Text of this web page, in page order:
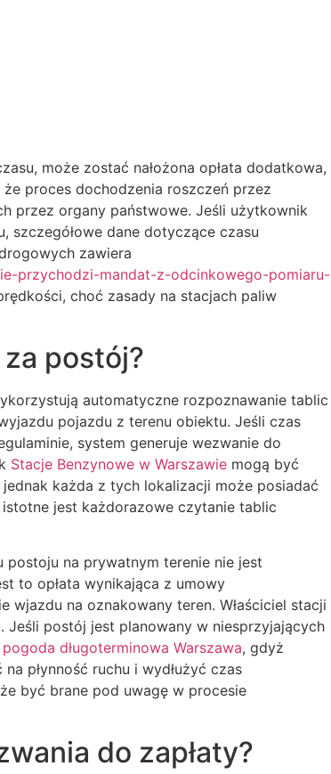
może zostać nałożona opłata dodatkowa,
proces dochodzenia roszczeń przez
przez organy państwowe. Jeśli użytkownik
szczegółowe dane dotyczące czasu
zawiera
przychodzi-mandat-z-odcinkowego-pomiaru-
choć zasady na stacjach paliw
postój?
automatyczne rozpoznawanie tablic
pojazdu z terenu obiektu. Jeśli czas
system generuje wezwanie do
Stacje Benzynowe w Warszawie mogą być
każda z tych lokalizacji może posiadać
jest każdorazowe czytanie tablic
postoju na prywatnym terenie nie jest
to opłata wynikająca z umowy
na oznakowany teren. Właściciel stacji
postój jest planowany w niesprzyjających
pogoda długoterminowa Warszawa, gdyż
płynność ruchu i wydłużyć czas
być brane pod uwagę w procesie
do zapłaty?